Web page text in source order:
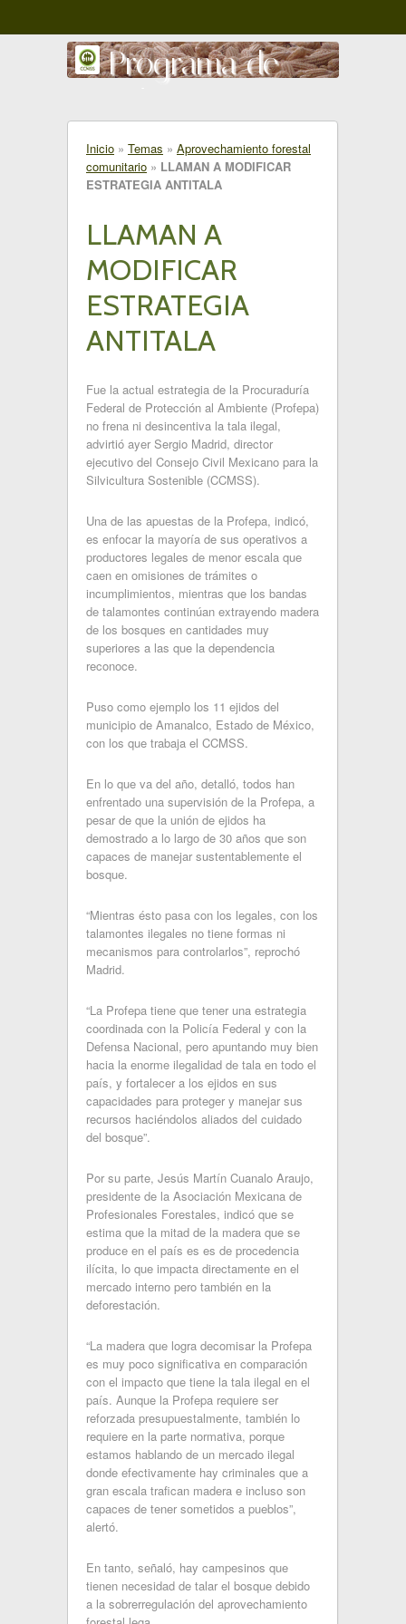
Programa de
del territorio
Amanalco - Valle de Bravo
Inicio » Temas » Aprovechamiento forestal
comunitario » LLAMAN A MODIFICAR
ESTRATEGIA ANTITALA
LLAMAN A
MODIFICAR
ESTRATEGIA
ANTITALA
Fue la actual estrategia de la Procuraduría
Federal de Protección al Ambiente (Profepa)
no frena ni desincentiva la tala ilegal,
advirtió ayer Sergio Madrid, director
ejecutivo del Consejo Civil Mexicano para la
Silvicultura Sostenible (CCMSS).
Una de las apuestas de la Profepa, indicó,
es enfocar la mayoría de sus operativos a
productores legales de menor escala que
caen en omisiones de trámites o
incumplimientos, mientras que los bandas
de talamontes continúan extrayendo madera
de los bosques en cantidades muy
superiores a las que la dependencia
reconoce.
Puso como ejemplo los 11 ejidos del
municipio de Amanalco, Estado de México,
con los que trabaja el CCMSS.
En lo que va del año, detalló, todos han
enfrentado una supervisión de la Profepa, a
pesar de que la unión de ejidos ha
demostrado a lo largo de 30 años que son
capaces de manejar sustentablemente el
bosque.
“Mientras ésto pasa con los legales, con los
talamontes ilegales no tiene formas ni
mecanismos para controlarlos”, reprochó
Madrid.
“La Profepa tiene que tener una estrategia
coordinada con la Policía Federal y con la
Defensa Nacional, pero apuntando muy bien
hacia la enorme ilegalidad de tala en todo el
país, y fortalecer a los ejidos en sus
capacidades para proteger y manejar sus
recursos haciéndolos aliados del cuidado
del bosque”.
Por su parte, Jesús Martín Cuanalo Araujo,
presidente de la Asociación Mexicana de
Profesionales Forestales, indicó que se
estima que la mitad de la madera que se
produce en el país es es de procedencia
ilícita, lo que impacta directamente en el
mercado interno pero también en la
deforestación.
“La madera que logra decomisar la Profepa
es muy poco significativa en comparación
con el impacto que tiene la tala ilegal en el
país. Aunque la Profepa requiere ser
reforzada presupuestalmente, también lo
requiere en la parte normativa, porque
estamos hablando de un mercado ilegal
donde efectivamente hay criminales que a
gran escala trafican madera e incluso son
capaces de tener sometidos a pueblos”,
alertó.
En tanto, señaló, hay campesinos que
tienen necesidad de talar el bosque debido
a la sobrerregulación del aprovechamiento